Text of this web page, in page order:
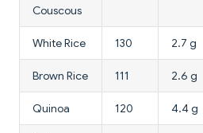
Couscous
White Rice 130 2.7 g
Brown Rice 111 2.6 g
Quinoa 120 4.4 g